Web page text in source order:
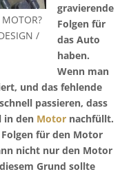
/
gravierende
Folgen für
das Auto
haben.
Wenn man
und das fehlende
passieren, dass
in den Motor nachfüllt.
für den Motor
nicht nur den Motor
Grund sollte